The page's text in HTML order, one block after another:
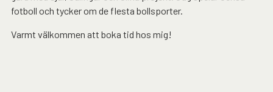
fotboll och tycker om de flesta bollsporter.
Varmt välkommen att boka tid hos mig!